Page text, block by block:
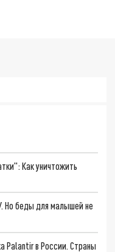
Как уничтожить
Но беды для малышей не
Palantir в России. Страны